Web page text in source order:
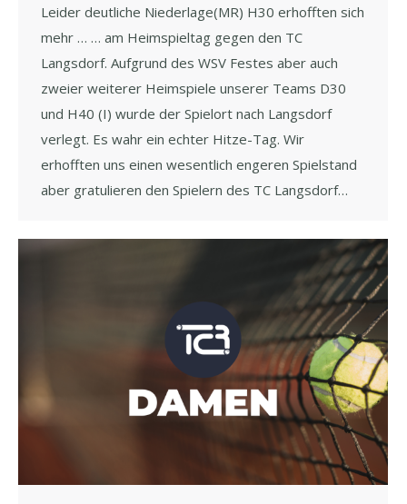
Leider deutliche Niederlage(MR) H30 erhofften sich
mehr … … am Heimspieltag gegen den TC
Langsdorf. Aufgrund des WSV Festes aber auch
zweier weiterer Heimspiele unserer Teams D30
und H40 (I) wurde der Spielort nach Langsdorf
verlegt. Es wahr ein echter Hitze-Tag. Wir
erhofften uns einen wesentlich engeren Spielstand
aber gratulieren den Spielern des TC Langsdorf…